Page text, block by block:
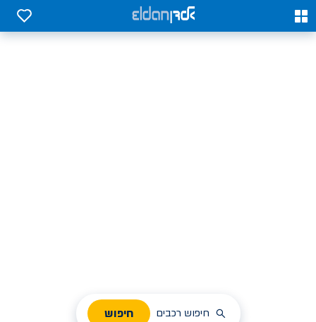
0
0
חיפוש רכבים חיפוש